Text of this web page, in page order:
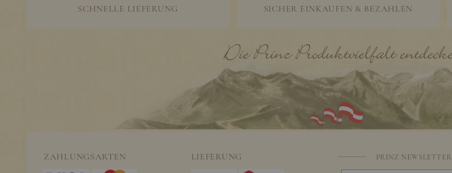
SCHNELLE LIEFERUNG SICHER EINKAUFEN & BEZAHLEN
ZAHLUNGSARTEN LIEFERUNG PRINZ NEWSLETTER